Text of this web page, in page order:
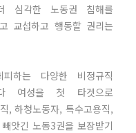
심각한 노동권 침해를
교섭하고 행동할 권리는
하는 다양한 비정규직
여성을 첫 타겟으로
, 하청노동자, 특수고용직,
앗긴 노동3권을 보장받기